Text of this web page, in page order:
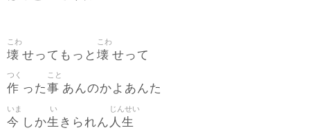
壊
こわ
せってもっと 壊
こわ
せって
作
つく
った事
こと
あんのかよあんた
今
いま
しか生
い
きられん 人生
じんせい